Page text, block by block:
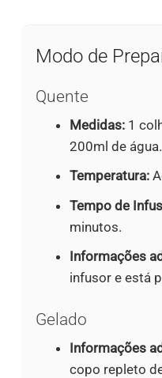
Modo de
Quente
Medidas:1
200ml de água.
Temperatura:
Tempo de
minutos.
Informações
infusor e está
Gelado
Informações
copo repleto